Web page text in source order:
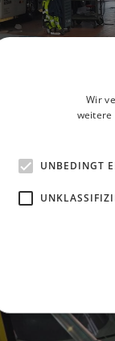
Wir
weitere
UNBEDINGT